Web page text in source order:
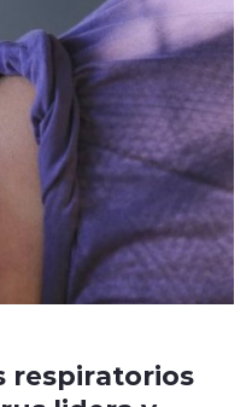
respiratorios